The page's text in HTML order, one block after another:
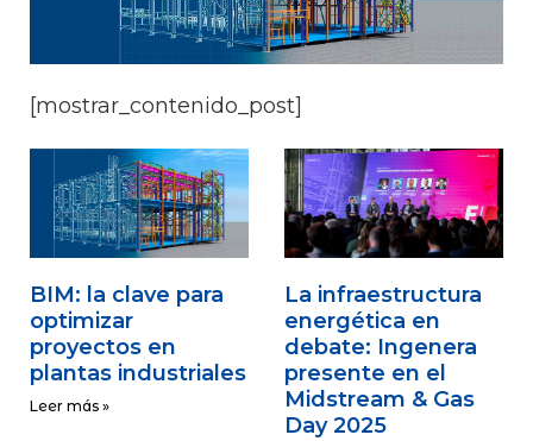
[mostrar_contenido_post]
BIM: la clave para
optimizar
proyectos en
plantas industriales
Leer más »
La infraestructura
energética en
debate: Ingenera
presente en el
Midstream & Gas
Day 2025